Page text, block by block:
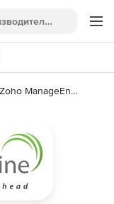
Zoho ManageEngine ADAudit Plus